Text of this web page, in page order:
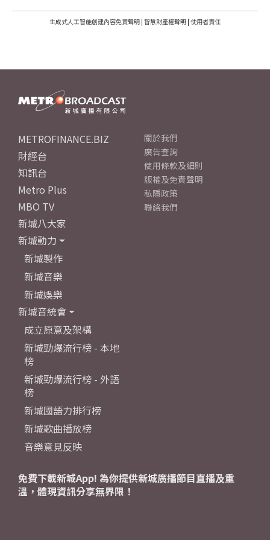
生成式人工智能創建內容免責聲明 | 智慧財產權聲明 | 使用者責任
METROFINANCE.BIZ
財經台
知訊台
Metro Plus
MBO TV
新城八大家
新城動力
新城製作
新城音樂
新城娛樂
新城音統會
成立原意及架構
新城勁爆流行榜 - 本地
榜
新城勁爆流行榜 - 外語
榜
新城國語力排行榜
新城歌曲播放榜
音樂意見反映
關於我們
廣告查詢
使用條款及細則
版權及免責聲明
私隱政策
聯絡我們
免費下載新城App! 為你提供新城廣播節目直播及重
溫，體現資訊分享無界限！